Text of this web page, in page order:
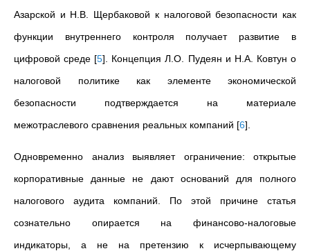
Азарской и Н.В. Щербаковой к налоговой безопасности как
функции внутреннего контроля получает развитие в
цифровой среде [5] . Концепция Л.О. Пудеян и Н.А. Ковтун о
налоговой политике как элементе экономической
безопасности подтверждается на материале
межотраслевого сравнения реальных компаний [6]
Одновременно анализ выявляет ограничение: открытые
корпоративные данные не дают оснований для полного
налогового аудита компаний. По этой причине статья
сознательно опирается на финансово-налоговые
индикаторы, а не на претензию к исчерпывающему